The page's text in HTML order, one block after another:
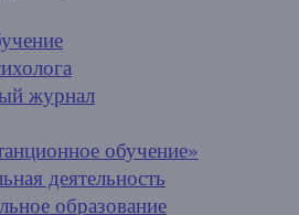
журнал
обучение»
деятельность
образование